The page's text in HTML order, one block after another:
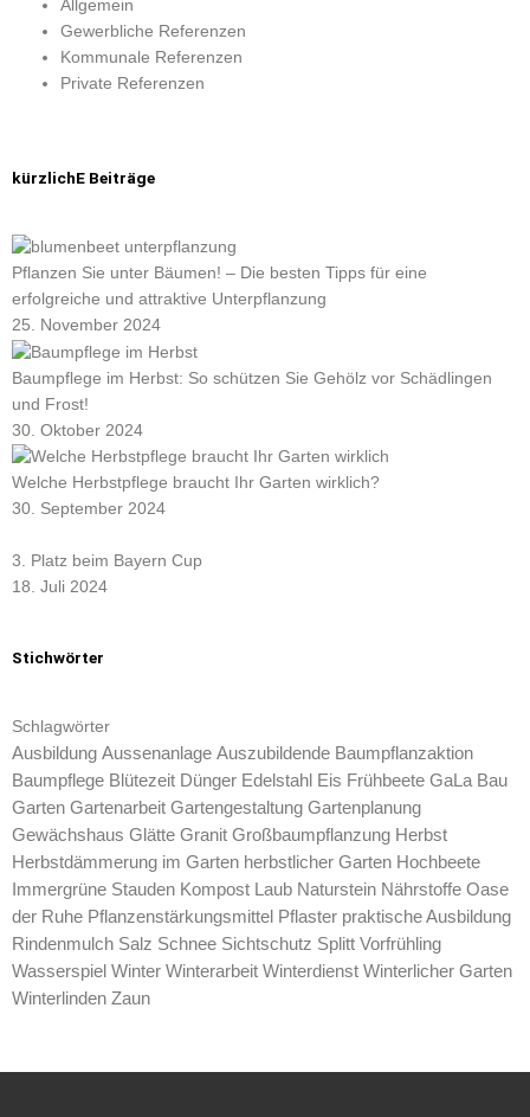
Allgemein
Gewerbliche Referenzen
Kommunale Referenzen
Private Referenzen
kürzlichE Beiträge
Pflanzen Sie unter Bäumen! – Die besten Tipps für eine
erfolgreiche und attraktive Unterpflanzung
25. November 2024
Baumpflege im Herbst: So schützen Sie Gehölz vor Schädlingen
und Frost!
30. Oktober 2024
Welche Herbstpflege braucht Ihr Garten wirklich?
30. September 2024
3. Platz beim Bayern Cup
18. Juli 2024
Stichwörter
Schlagwörter
Ausbildung Aussenanlage Auszubildende Baumpflanzaktion
Baumpflege Blütezeit Dünger Edelstahl Eis Frühbeete GaLa Bau
Garten Gartenarbeit Gartengestaltung Gartenplanung
Gewächshaus Glätte Granit Großbaumpflanzung Herbst
Herbstdämmerung im Garten herbstlicher Garten Hochbeete
Immergrüne Stauden Kompost Laub Naturstein Nährstoffe Oase
der Ruhe Pflanzenstärkungsmittel Pflaster praktische Ausbildung
Rindenmulch Salz Schnee Sichtschutz Splitt Vorfrühling
Wasserspiel Winter Winterarbeit Winterdienst Winterlicher Garten
Winterlinden Zaun